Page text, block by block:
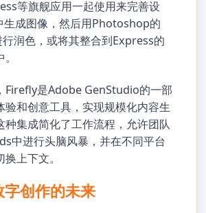
等旗舰应用一起使用来完善设
生成图像，然后用Photoshop的
行润色，或将其整合到Express的
Firefly是Adobe GenStudio的一部
验和创意工具，实现规模化内容生
种集成简化了工作流程，允许团队
中进行头脑风暴，并在不同平台
上下文。
创作的未来